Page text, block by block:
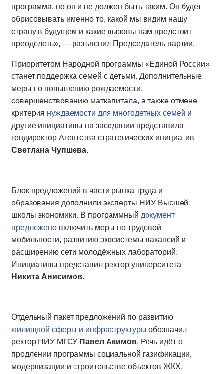
программа, но он и не должен быть таким. Он будет
обрисовывать именно то, какой мы видим нашу
страну в будущем и какие вызовы нам предстоит
преодолеть», — разъяснил Председатель партии.
Приоритетом Народной программы «Единой России»
станет поддержка семей с детьми. Дополнительные
меры по повышению рождаемости,
совершенствованию маткапитала, а также отмене
критерия нуждаемости для многодетных семей и
другие инициативы на заседании представила
гендиректор Агентства стратегических инициатив
Светлана Чупшева.
Блок предложений в части рынка труда и
образования дополнили эксперты НИУ Высшей
школы экономики. В программный документ
предложено включить меры по трудовой
мобильности, развитию экосистемы вакансий и
расширению сети молодёжных лабораторий.
Инициативы представил ректор университета
Никита Анисимов.
Отдельный пакет предложений по развитию
жилищной сферы и инфраструктуры обозначил
ректор НИУ МГСУ Павел Акимов. Речь идёт о
продлении программы социальной газификации,
модернизации и строительстве объектов ЖКХ,